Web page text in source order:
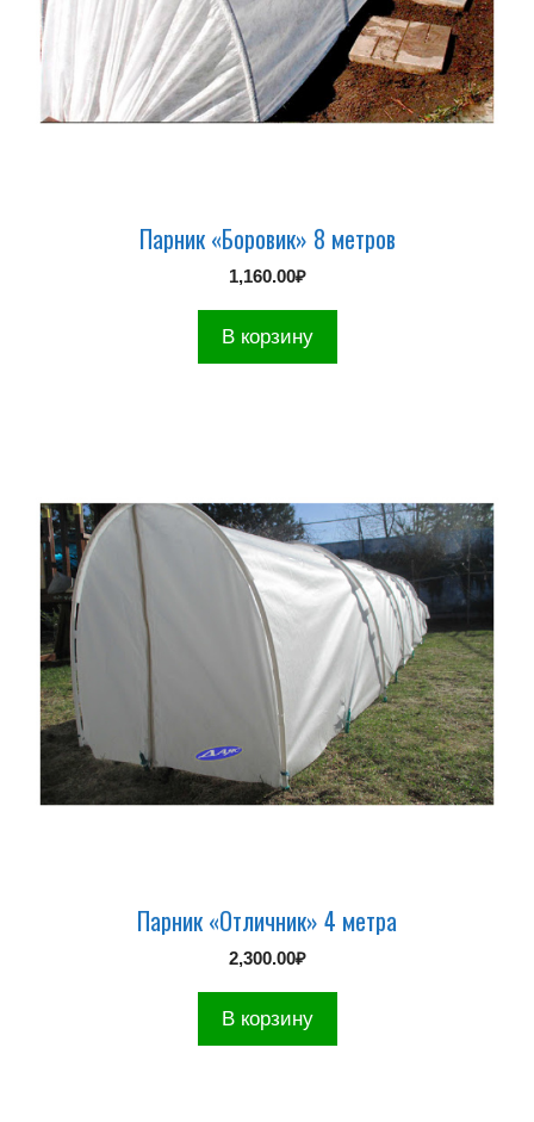
Парник «Боровик» 8 метров
1,160.00₽
В корзину
Парник «Отличник» 4 метра
2,300.00₽
В корзину